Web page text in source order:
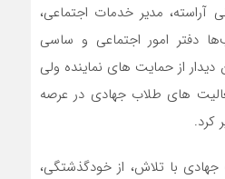
مدیر خدمات اجتماعی،
دفتر امور اجتماعی و ساسی
از حمایت های نماینده ولی
های طلاب جهادی در عرصه
کرد.
با تلاش، از خودگذشتگی،